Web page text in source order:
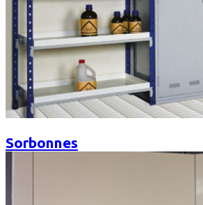
Sorbonnes